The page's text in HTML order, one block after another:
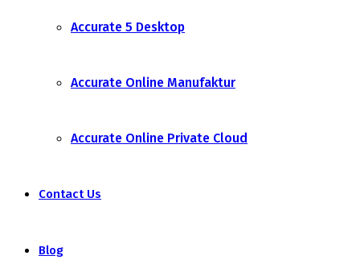
Accurate 5 Desktop
Accurate Online Manufaktur
Accurate Online Private Cloud
Contact Us
Blog